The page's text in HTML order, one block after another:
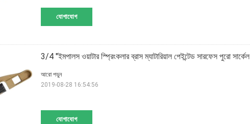
যোগাযোগ
3/4 "ইমপালস ওয়াটার স্প্রিংকলার ব্রাস ম্যাটারিয়াল পেইন্টেড সারফেস পুরো সার্কেল
যোগাযোগ
আরো পড়ুন
2019-08-28 16:54:56